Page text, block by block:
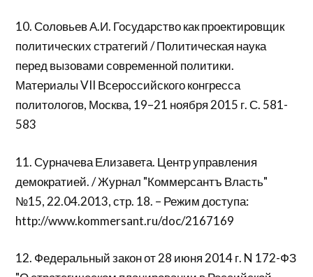
10. Соловьев А.И. Государство как проектировщик
политических стратегий / Политическая наука
перед вызовами современной политики.
Материалы VII Всероссийского конгресса
политологов, Москва, 19–21 ноября 2015 г. С. 581-
583
11. Сурначева Елизавета. Центр управления
демократией. / Журнал "Коммерсантъ Власть"
№15, 22.04.2013, стр. 18. – Режим доступа:
http://www.kommersant.ru/doc/2167169
12. Федеральный закон от 28 июня 2014 г. N 172-ФЗ